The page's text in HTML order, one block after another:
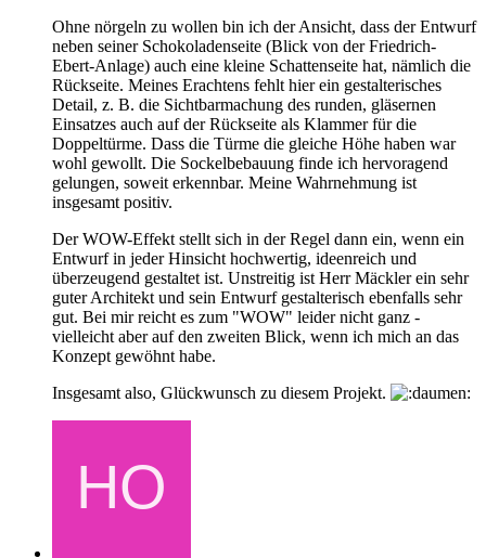
Ohne nörgeln zu wollen bin ich der Ansicht, dass der Entwurf
neben seiner Schokoladenseite (Blick von der Friedrich-
Ebert-Anlage) auch eine kleine Schattenseite hat, nämlich die
Rückseite. Meines Erachtens fehlt hier ein gestalterisches
Detail, z. B. die Sichtbarmachung des runden, gläsernen
Einsatzes auch auf der Rückseite als Klammer für die
Doppeltürme. Dass die Türme die gleiche Höhe haben war
wohl gewollt. Die Sockelbebauung finde ich hervoragend
gelungen, soweit erkennbar. Meine Wahrnehmung ist
insgesamt positiv.
Der WOW-Effekt stellt sich in der Regel dann ein, wenn ein
Entwurf in jeder Hinsicht hochwertig, ideenreich und
überzeugend gestaltet ist. Unstreitig ist Herr Mäckler ein sehr
guter Architekt und sein Entwurf gestalterisch ebenfalls sehr
gut. Bei mir reicht es zum "WOW" leider nicht ganz -
vielleicht aber auf den zweiten Blick, wenn ich mich an das
Konzept gewöhnt habe.
Insgesamt also, Glückwunsch zu diesem Projekt.